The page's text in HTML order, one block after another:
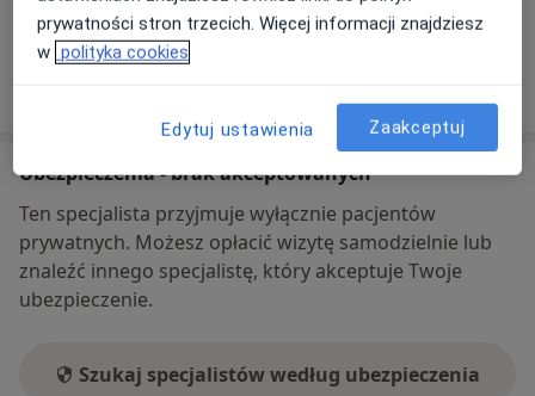
Karta płatnicza
Ubezpieczenia - brak akceptowanych
Ten specjalista przyjmuje wyłącznie pacjentów
prywatnych. Możesz opłacić wizytę samodzielnie lub
znaleźć innego specjalistę, który akceptuje Twoje
ubezpieczenie.
Szukaj specjalistów według ubezpieczenia
prywatności stron trzecich. Więcej informacji znajdziesz
w polityka cookies
Edytuj ustawienia Zaakceptuj